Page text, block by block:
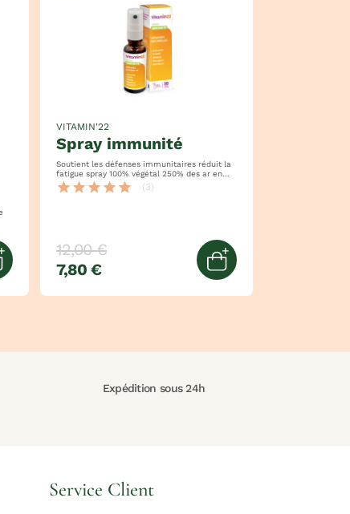
au panier
spray immunité
VITAMIN'22
Soutient les défenses immunitaires réduit la
fatigue spray 100% végétal 250% des ar en
vitamine d
star star star star star (3)
12,00 €
7,80 €
Ajouter au panier
Expédition sous 24h
Service Client